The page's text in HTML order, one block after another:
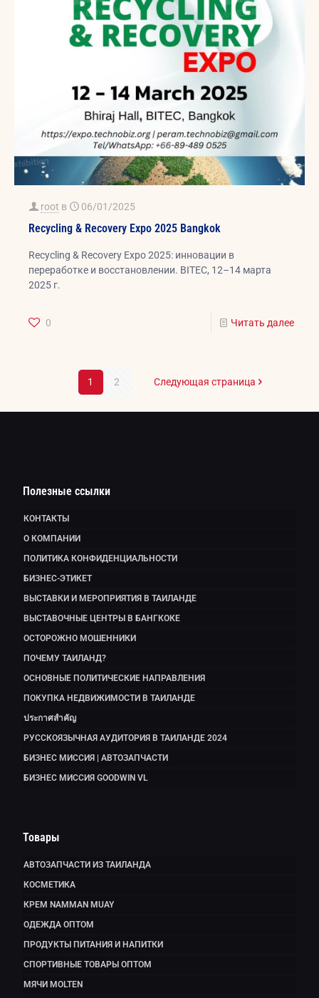
root в 06/01/2025
Recycling & Recovery Expo 2025 Bangkok
Recycling & Recovery Expo 2025: инновации в
переработке и восстановлении. BITEC, 12–14 марта
2025 г.
0 Читать далее
1 2 Следующая страница
Полезные ссылки
КОНТАКТЫ
О КОМПАНИИ
ПОЛИТИКА КОНФИДЕНЦИАЛЬНОСТИ
БИЗНЕС-ЭТИКЕТ
ВЫСТАВКИ И МЕРОПРИЯТИЯ В ТАИЛАНДЕ
ВЫСТАВОЧНЫЕ ЦЕНТРЫ В БАНГКОКЕ
ОСТОРОЖНО МОШЕННИКИ
ПОЧЕМУ ТАИЛАНД?
ОСНОВНЫЕ ПОЛИТИЧЕСКИЕ НАПРАВЛЕНИЯ
ПОКУПКА НЕДВИЖИМОСТИ В ТАИЛАНДЕ
ประกาศสำคัญ
РУССКОЯЗЫЧНАЯ АУДИТОРИЯ В ТАИЛАНДЕ 2024
БИЗНЕС МИССИЯ | АВТОЗАПЧАСТИ
БИЗНЕС МИССИЯ GOODWIN VL
Товары
АВТОЗАПЧАСТИ ИЗ ТАИЛАНДА
КОСМЕТИКА
КРЕМ NAMMAN MUAY
ОДЕЖДА ОПТОМ
ПРОДУКТЫ ПИТАНИЯ И НАПИТКИ
СПОРТИВНЫЕ ТОВАРЫ ОПТОМ
МЯЧИ MOLTEN